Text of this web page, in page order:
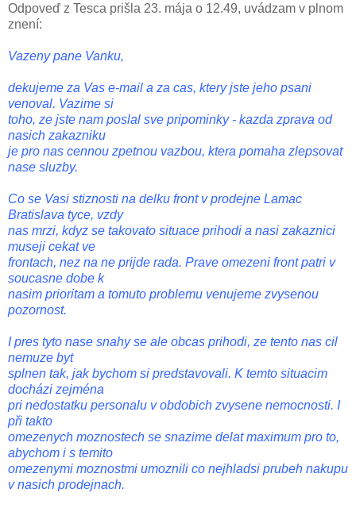
Odpoveď z Tesca prišla 23. mája o 12.49, uvádzam v plnom
znení:
Vazeny pane Vanku,
dekujeme za Vas e-mail a za cas, ktery jste jeho psani
venoval. Vazime si
toho, ze jste nam poslal sve pripominky - kazda zprava od
nasich zakazniku
je pro nas cennou zpetnou vazbou, ktera pomaha zlepsovat
nase sluzby.
Co se Vasi stiznosti na delku front v prodejne Lamac
Bratislava tyce, vzdy
nas mrzi, kdyz se takovato situace prihodi a nasi zakaznici
museji cekat ve
frontach, nez na ne prijde rada. Prave omezeni front patri v
soucasne dobe k
nasim prioritam a tomuto problemu venujeme zvysenou
pozornost.
I pres tyto nase snahy se ale obcas prihodi, ze tento nas cil
nemuze byt
splnen tak, jak bychom si predstavovali. K temto situacim
docházi zejména
pri nedostatku personalu v obdobich zvysene nemocnosti. I
při takto
omezenych moznostech se snazime delat maximum pro to,
abychom i s temito
omezenymi moznostmi umoznili co nejhladsi prubeh nakupu
v nasich prodejnach.